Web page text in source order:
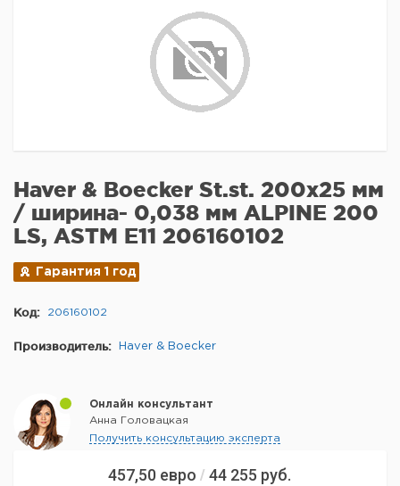
457,50 евро / 44 255 руб.
Haver & Boecker St.st. 200x25 мм
/ ширина- 0,038 мм ALPINE 200
LS, ASTM E11 206160102
Гарантия 1 год
Код: 206160102
Производитель: Haver & Boecker
Онлайн консультант
Анна Головацкая
Получить консультацию эксперта